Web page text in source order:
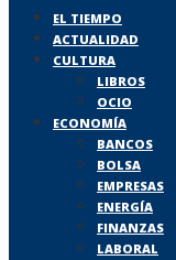
EL TIEMPO
ACTUALIDAD
CULTURA
LIBROS
OCIO
ECONOMÍA
BANCOS
BOLSA
EMPRESAS
ENERGÍA
FINANZAS
LABORAL